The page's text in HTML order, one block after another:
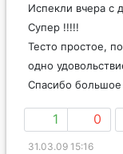
Испекли вчера с
Супер !!!!!
Тесто простое,
одно
Спасибо
1 0
31.03.09 15:16